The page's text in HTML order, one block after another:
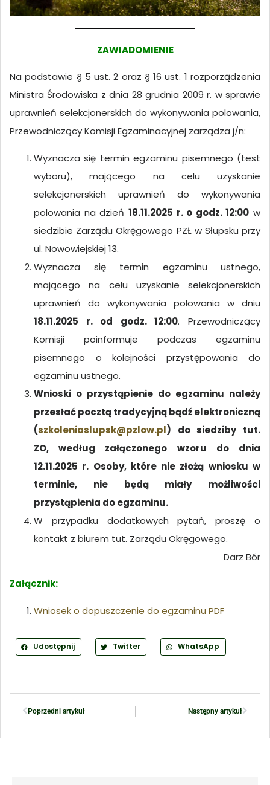
ZAWIADOMIENIE
Na podstawie § 5 ust. 2 oraz § 16 ust. 1 rozporządzenia
Ministra Środowiska z dnia 28 grudnia 2009 r. w sprawie
uprawnień selekcjonerskich do wykonywania polowania,
Przewodniczący Komisji Egzaminacyjnej zarządza j/n:
Wyznacza się termin egzaminu pisemnego (test
wyboru), mającego na celu uzyskanie
selekcjonerskich uprawnień do wykonywania
polowania na dzień 18.11.2025 r. o godz. 12:00 w
siedzibie Zarządu Okręgowego PZŁ w Słupsku przy
ul. Nowowiejskiej 13.
Wyznacza się termin egzaminu ustnego,
mającego na celu uzyskanie selekcjonerskich
uprawnień do wykonywania polowania w dniu
18.11.2025 r. od godz. 12:00. Przewodniczący
Komisji poinformuje podczas egzaminu
pisemnego o kolejności przystępowania do
egzaminu ustnego.
Wnioski o przystąpienie do egzaminu należy
przesłać pocztą tradycyjną bądź elektroniczną
(szkoleniaslupsk@pzlow.pl) do siedziby tut.
ZO, według załączonego wzoru do dnia
12.11.2025 r. Osoby, które nie złożą wniosku w
terminie, nie będą miały możliwości
przystąpienia do egzaminu.
W przypadku dodatkowych pytań, proszę o
kontakt z biurem tut. Zarządu Okręgowego.
Darz Bór
Załącznik:
Wniosek o dopuszczenie do egzaminu PDF
Udostępnij Twitter WhatsApp
Poprzedni artykuł Następny artykuł